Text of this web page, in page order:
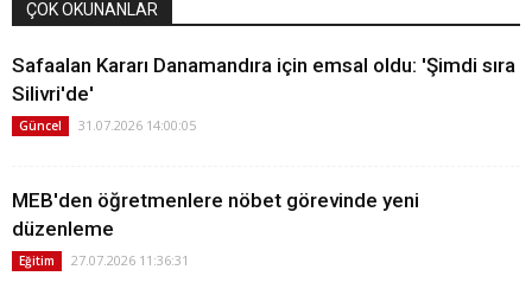
ÇOK OKUNANLAR
Safaalan Kararı Danamandıra için emsal oldu: 'Şimdi sıra
Silivri'de'
Güncel 31.07.2026 14:00:05
MEB'den öğretmenlere nöbet görevinde yeni
düzenleme
Eğitim 27.07.2026 11:36:31